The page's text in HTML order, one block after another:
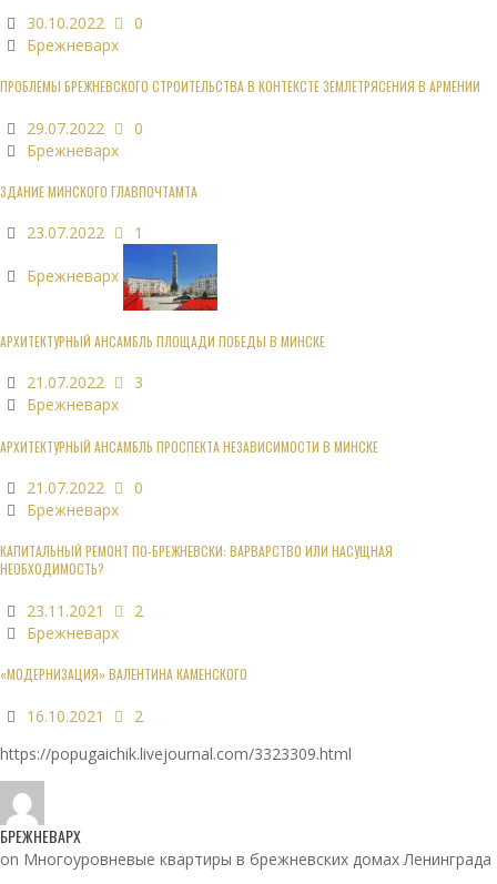
30.10.2022
0
Брежневарх
ПРОБЛЕМЫ БРЕЖНЕВСКОГО СТРОИТЕЛЬСТВА В КОНТЕКСТЕ ЗЕМЛЕТРЯСЕНИЯ В АРМЕНИИ
29.07.2022
0
Брежневарх
ЗДАНИЕ МИНСКОГО ГЛАВПОЧТАМТА
23.07.2022 1
Брежневарх
АРХИТЕКТУРНЫЙ АНСАМБЛЬ ПЛОЩАДИ ПОБЕДЫ В МИНСКЕ
21.07.2022
3
Брежневарх
АРХИТЕКТУРНЫЙ АНСАМБЛЬ ПРОСПЕКТА НЕЗАВИСИМОСТИ В МИНСКЕ
21.07.2022
0
Брежневарх
КАПИТАЛЬНЫЙ РЕМОНТ ПО-БРЕЖНЕВСКИ: ВАРВАРСТВО ИЛИ НАСУЩНАЯ
НЕОБХОДИМОСТЬ?
23.11.2021
2
Брежневарх
«МОДЕРНИЗАЦИЯ» ВАЛЕНТИНА КАМЕНСКОГО
16.10.2021
2
https://popugaichik.livejournal.com/3323309.html
БРЕЖНЕВАРХ
on Многоуровневые квартиры в брежневских домах Ленинграда